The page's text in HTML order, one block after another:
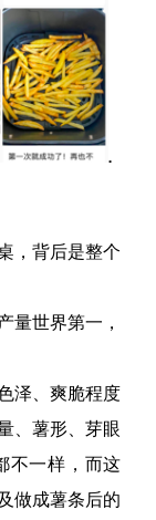
，背后是整个
量世界第一，
泽、爽脆程度
、薯形、芽眼
不一样，而这
做成薯条后的